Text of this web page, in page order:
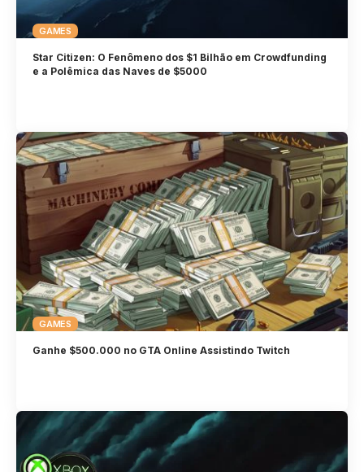
GAMES
Star Citizen: O Fenômeno dos $1 Bilhão em Crowdfunding
e a Polêmica das Naves de $5000
GAMES
Ganhe $500.000 no GTA Online Assistindo Twitch